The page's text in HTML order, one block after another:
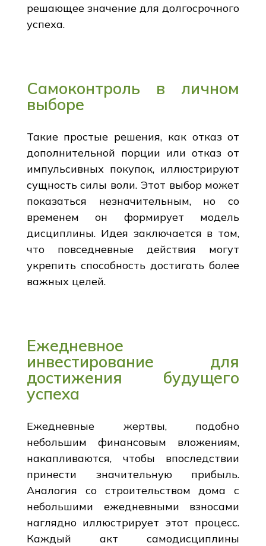
решающее значение для долгосрочного
успеха.
Самоконтроль в личном
выборе
Такие простые решения, как отказ от
дополнительной порции или отказ от
импульсивных покупок, иллюстрируют
сущность силы воли. Этот выбор может
показаться незначительным, но со
временем он формирует модель
дисциплины. Идея заключается в том,
что повседневные действия могут
укрепить способность достигать более
важных целей.
Ежедневное
инвестирование для
достижения будущего
успеха
Ежедневные жертвы, подобно
небольшим финансовым вложениям,
накапливаются, чтобы впоследствии
принести значительную прибыль.
Аналогия со строительством дома с
небольшими ежедневными взносами
наглядно иллюстрирует этот процесс.
Каждый акт самодисциплины